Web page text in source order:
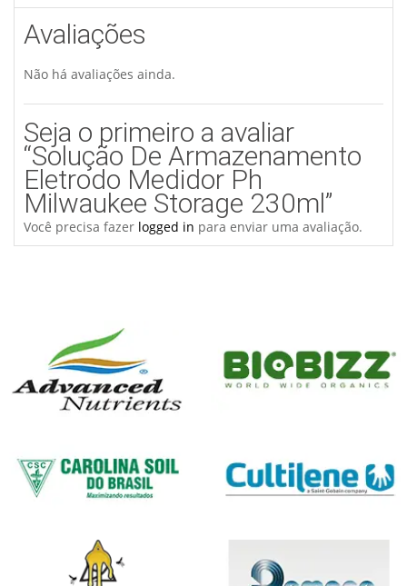
Avaliações
Não há avaliações ainda.
Seja o primeiro a avaliar
“Solução De Armazenamento
Eletrodo Medidor Ph
Milwaukee Storage 230ml”
Você precisa fazer logged in para enviar uma avaliação.